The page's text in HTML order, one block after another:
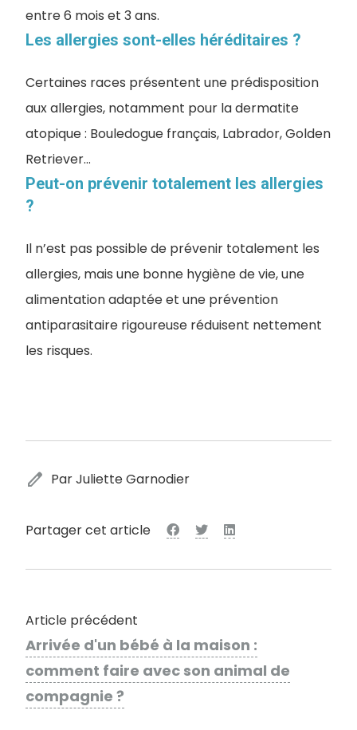
entre 6 mois et 3 ans.
Les allergies sont-elles héréditaires ?
Certaines races présentent une prédisposition
aux allergies, notamment pour la dermatite
atopique : Bouledogue français, Labrador, Golden
Retriever…
Peut-on prévenir totalement les allergies
?
Il n’est pas possible de prévenir totalement les
allergies, mais une bonne hygiène de vie, une
alimentation adaptée et une prévention
antiparasitaire rigoureuse réduisent nettement
les risques.
edit Par Juliette Garnodier
Partager cet article
Article précédent
Arrivée d'un bébé à la maison :
comment faire avec son animal de
compagnie ?